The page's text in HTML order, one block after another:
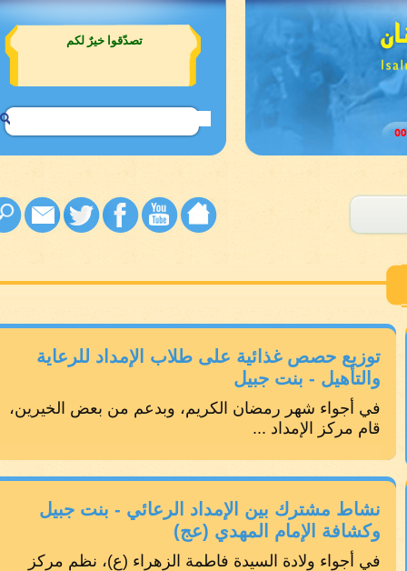
واطلبوا صندوقًا للصدقات من جمعية
توزيع حصص غذائية على طلاب الإمداد للرعاية
والتأهيل - بنت جبيل
في أجواء شهر رمضان الكريم، وبدعم من بعض الخيرين،
قام مركز الإمداد ...
نشاط مشترك بين الإمداد الرعائي - بنت جبيل
وكشافة الإمام المهدي (عج)
في أجواء ولادة السيدة فاطمة الزهراء (ع)، نظم مركز